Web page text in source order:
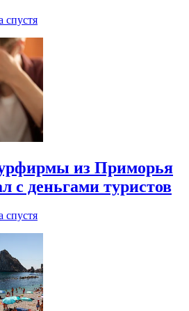
спустя
из Приморья
с деньгами туристов
спустя